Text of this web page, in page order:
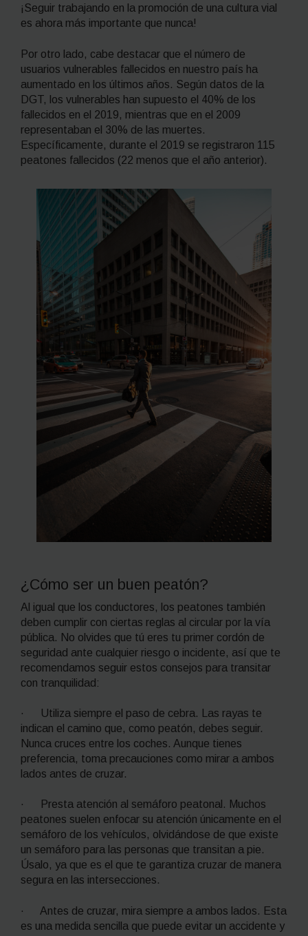
¡Seguir trabajando en la promoción de una cultura vial
es ahora más importante que nunca!
Por otro lado, cabe destacar que el número de
usuarios vulnerables fallecidos en nuestro país ha
aumentado en los últimos años. Según datos de la
DGT, los vulnerables han supuesto el 40% de los
fallecidos en el 2019, mientras que en el 2009
representaban el 30% de las muertes.
Específicamente, durante el 2019 se registraron 115
peatones fallecidos (22 menos que el año anterior).
¿Cómo ser un buen peatón?
Al igual que los conductores, los peatones también
deben cumplir con ciertas reglas al circular por la vía
pública. No olvides que tú eres tu primer cordón de
seguridad ante cualquier riesgo o incidente, así que te
recomendamos seguir estos consejos para transitar
con tranquilidad:
· Utiliza siempre el paso de cebra. Las rayas te
indican el camino que, como peatón, debes seguir.
Nunca cruces entre los coches. Aunque tienes
preferencia, toma precauciones como mirar a ambos
lados antes de cruzar.
· Presta atención al semáforo peatonal. Muchos
peatones suelen enfocar su atención únicamente en el
semáforo de los vehículos, olvidándose de que existe
un semáforo para las personas que transitan a pie.
Úsalo, ya que es el que te garantiza cruzar de manera
segura en las intersecciones.
· Antes de cruzar, mira siempre a ambos lados. Esta
es una medida sencilla que puede evitar un accidente y